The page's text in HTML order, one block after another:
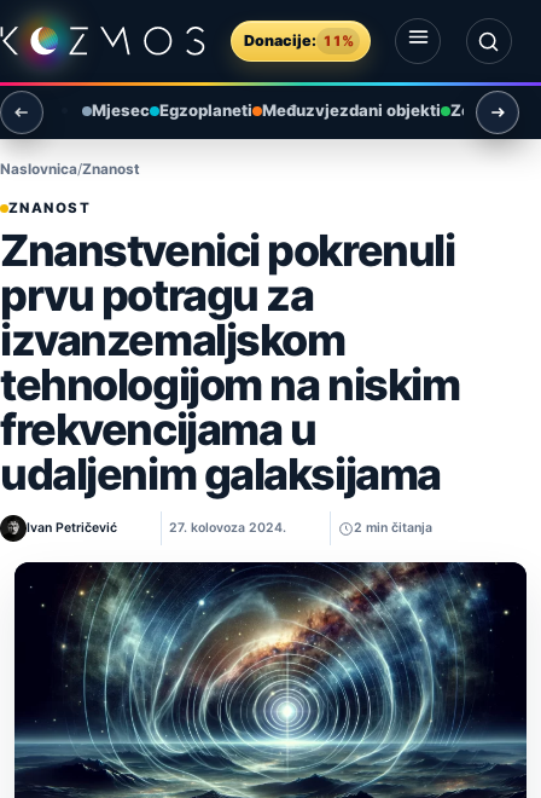
Preskoči na sadržaj
Donacije: 11%
Otvori izbornik
Otvori pretragu
Mjesec Egzoplaneti Međuzvjezdani objekti Zemlja i
Naslovnica Znanost
ZNANOST
Znanstvenici pokrenuli
prvu potragu za
izvanzemaljskom
tehnologijom na niskim
frekvencijama u
udaljenim galaksijama
Ivan Petričević 27. kolovoza 2024. 2 min čitanja